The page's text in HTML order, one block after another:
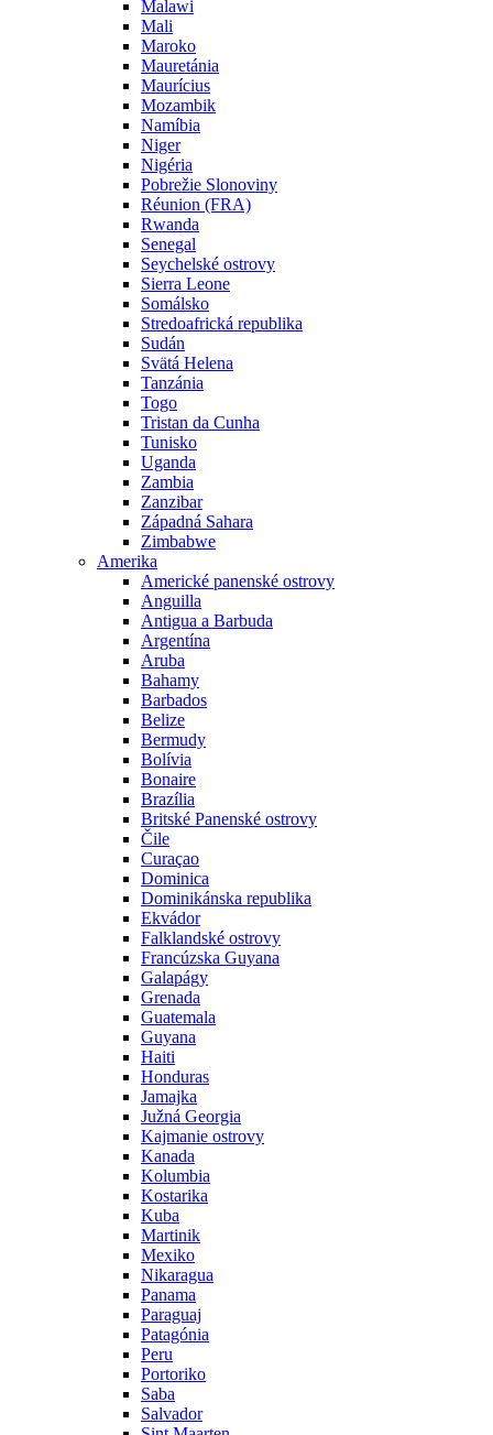
Malawi
Mali
Maroko
Mauretánia
Maurícius
Mozambik
Namíbia
Niger
Nigéria
Pobrežie Slonoviny
Réunion (FRA)
Rwanda
Senegal
Seychelské ostrovy
Sierra Leone
Somálsko
Stredoafrická republika
Sudán
Svätá Helena
Tanzánia
Togo
Tristan da Cunha
Tunisko
Uganda
Zambia
Zanzibar
Západná Sahara
Zimbabwe
Amerika
Americké panenské ostrovy
Anguilla
Antigua a Barbuda
Argentína
Aruba
Bahamy
Barbados
Belize
Bermudy
Bolívia
Bonaire
Brazília
Britské Panenské ostrovy
Čile
Curaçao
Dominica
Dominikánska republika
Ekvádor
Falklandské ostrovy
Francúzska Guyana
Galapágy
Grenada
Guatemala
Guyana
Haiti
Honduras
Jamajka
Južná Georgia
Kajmanie ostrovy
Kanada
Kolumbia
Kostarika
Kuba
Martinik
Mexiko
Nikaragua
Panama
Paraguaj
Patagónia
Peru
Portoriko
Saba
Salvador